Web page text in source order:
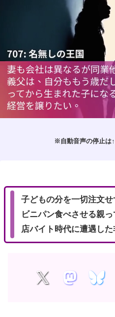
※自動音声の停止は
子どもの分を一切注文
ビニパン食べさせる親
店バイト時代に遭遇し